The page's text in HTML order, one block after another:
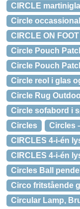
CIRCLE
Circle
CIRCLE ON
Circle Pouch
Circle Pouch
Circle reol i glas
Circle Rug
Circle sofabord i
Circles
Circles
CIRCLES 4-i-én
CIRCLES 4-i-én
Circles Ball
Circo fritstående
Circular Lamp,